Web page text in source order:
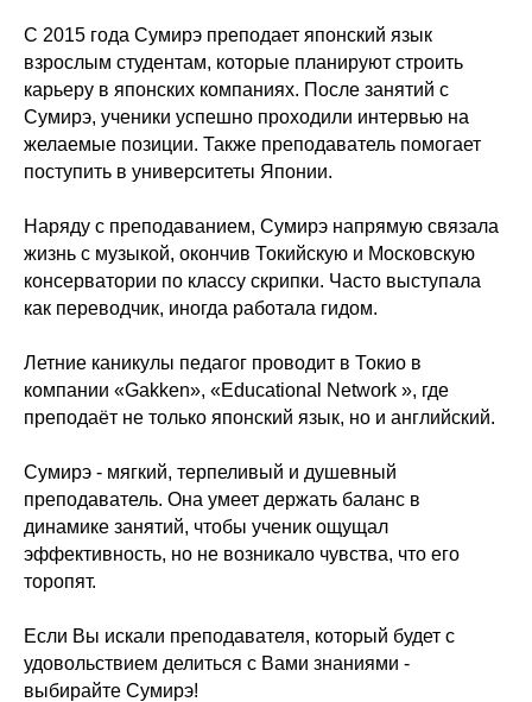
С 2015 года Сумирэ преподает японский язык
взрослым студентам, которые планируют строить
карьеру в японских компаниях. После занятий с
Сумирэ, ученики успешно проходили интервью на
желаемые позиции. Также преподаватель помогает
поступить в университеты Японии.
Наряду с преподаванием, Сумирэ напрямую связала
жизнь с музыкой, окончив Токийскую и Московскую
консерватории по классу скрипки. Часто выступала
как переводчик, иногда работала гидом.
Летние каникулы педагог проводит в Токио в
компании «Gakken», «Educational Network », где
преподаёт не только японский язык, но и английский.
Сумирэ - мягкий, терпеливый и душевный
преподаватель. Она умеет держать баланс в
динамике занятий, чтобы ученик ощущал
эффективность, но не возникало чувства, что его
торопят.
Если Вы искали преподавателя, который будет с
удовольствием делиться с Вами знаниями -
выбирайте Сумирэ!